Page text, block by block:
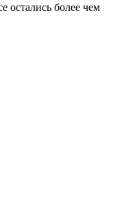
остались более чем